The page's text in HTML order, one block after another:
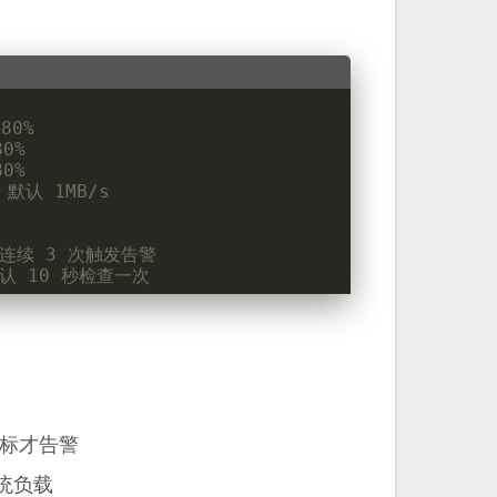
默认 1MB/s
续 3 次触发告警
10 秒检查一次
才告警
负载